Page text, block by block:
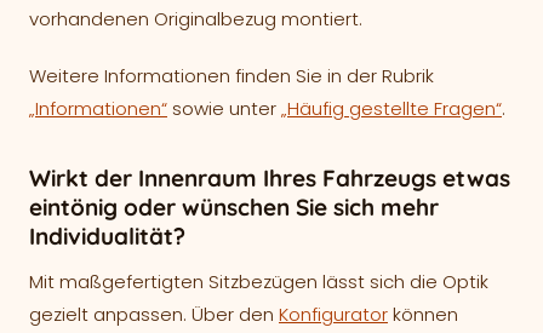
vorhandenen Originalbezug montiert.
Weitere Informationen finden Sie in der Rubrik
„Informationen“ sowie unter„Häufig gestellte Fragen“.
Wirkt der Innenraum Ihres Fahrzeugs etwas
eintönig oder wünschen Sie sich mehr
Individualität?
Mit maßgefertigten Sitzbezügen lässt sich die Optik
gezielt anpassen. Über den Konfiguratorkönnen